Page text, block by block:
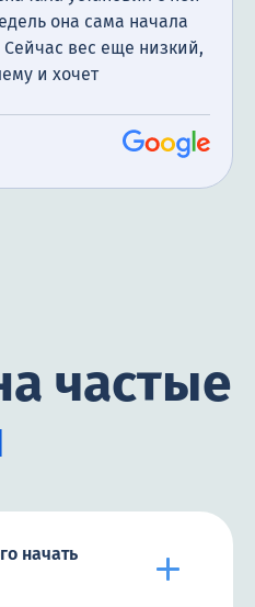
она сама начала
Сейчас вес еще низкий,
и хочет
частые
начать